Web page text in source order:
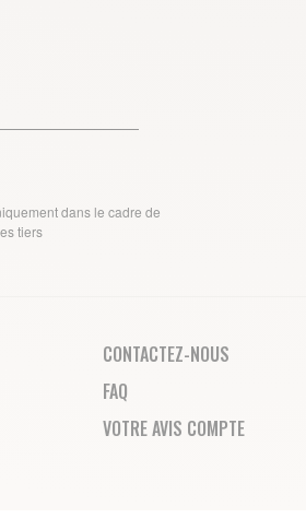
dans le cadre de
tiers
CONTACTEZ-NOUS
FAQ
VOTRE AVIS COMPTE